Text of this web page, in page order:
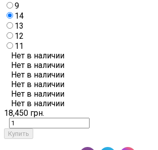
9
14
13
12
11
Нет в наличии
Нет в наличии
Нет в наличии
Нет в наличии
Нет в наличии
Нет в наличии
18,450 грн.
Купить